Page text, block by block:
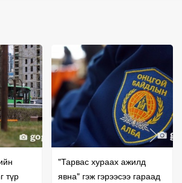
түр
"Тарвас хураах ажилд
явна" гэж гэрээсээ гараад